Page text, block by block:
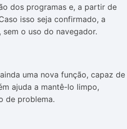
dos programas e, a partir de
isso seja confirmado, a
o uso do navegador.
uma nova função, capaz de
ajuda a mantê-lo limpo,
de problema.